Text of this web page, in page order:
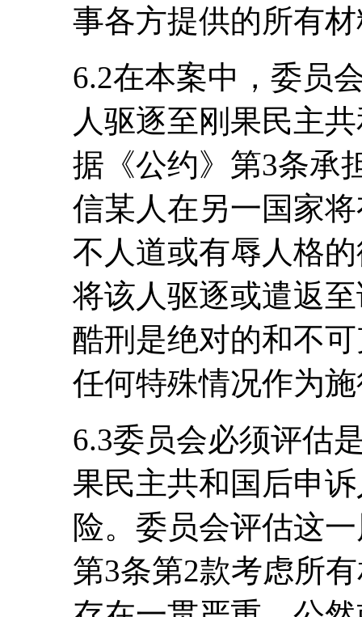
事各方提供的所有
6.2在本案中，委员
人驱逐至刚果民主
据《公约》第3条承
信某人在另一国家
不人道或有辱人格
将该人驱逐或遣返
酷刑是绝对的和不
任何特殊情况作为
6.3委员会必须评估
果民主共和国后申
险。委员会评估这
第3条第2款考虑所